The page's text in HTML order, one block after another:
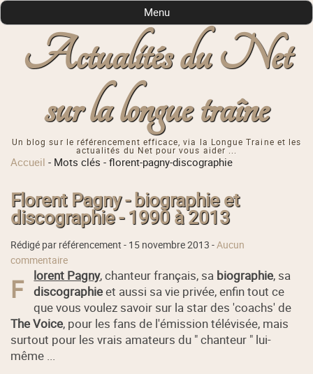
Actualités du Net
sur la longue traîne
Un blog sur le référencement efficace, via la Longue Traine et les
actualités du Net pour vous aider ...
Menu
Accueil - Mots clés -florent-pagny-discographie
Florent Pagny - biographie et
discographie - 1990 à 2013
Rédigé par référencement - 15 novembre 2013 -Aucun
commentaire
F lorent Pagny, chanteur français, sa biographie, sa
discographieet aussi sa vie privée, enfin tout ce
que vous voulez savoir sur la star des 'coachs' de
The Voice, pour les fans de l'émission télévisée, mais
surtout pour les vrais amateurs du " chanteur " lui-
même ...